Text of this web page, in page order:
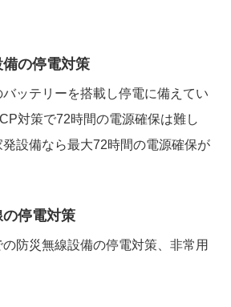
の停電対策
ッテリーを搭載し停電に備えてい
対策で72時間の電源確保は難し
発設備なら最大72時間の電源確保が
停電対策
防災無線設備の停電対策、非常用